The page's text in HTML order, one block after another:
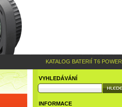
VYHLEDÁVÁNÍ
INFORMACE
KATALOG BATERIÍ T6 POWER